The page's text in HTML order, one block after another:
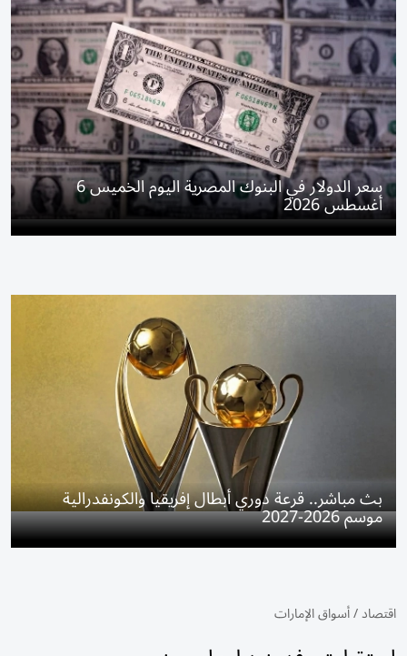
سعر الدولار في البنوك المصرية اليوم الخميس 6
أغسطس 2026
بث مباشر.. قرعة دوري أبطال إفريقيا والكونفدرالية
موسم 2026-2027
اقتصاد/أسواق الإمارات